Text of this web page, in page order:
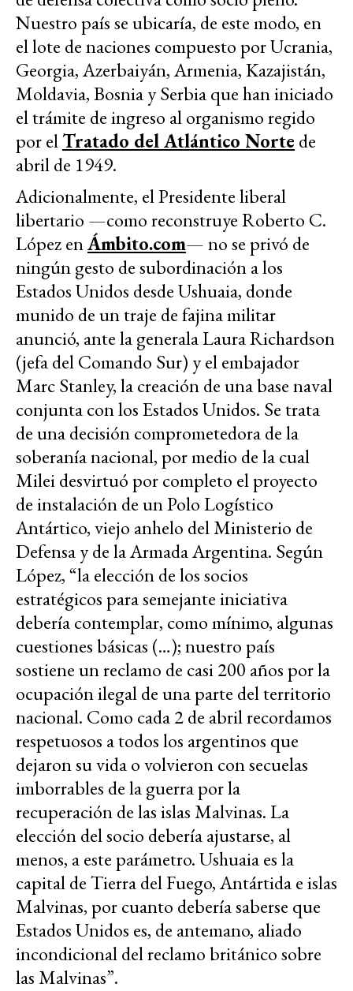
Nuestro país se ubicaría, de este modo, en
el lote de naciones compuesto por Ucrania,
Georgia, Azerbaiyán, Armenia, Kazajistán,
Moldavia, Bosnia y Serbia que han iniciado
el trámite de ingreso al organismo regido
por elTratado del Atlántico Norte de
abril de 1949.
Adicionalmente, el Presidente liberal
libertario —como reconstruye Roberto C.
López enÁmbito.com— no se privó de
ningún gesto de subordinación a los
Estados Unidos desde Ushuaia, donde
munido de un traje de fajina militar
anunció, ante la generala Laura Richardson
(jefa del Comando Sur) y el embajador
Marc Stanley, la creación de una base naval
conjunta con los Estados Unidos. Se trata
de una decisión comprometedora de la
soberanía nacional, por medio de la cual
Milei desvirtuó por completo el proyecto
de instalación de un Polo Logístico
Antártico, viejo anhelo del Ministerio de
Defensa y de la Armada Argentina. Según
López, “la elección de los socios
estratégicos para semejante iniciativa
debería contemplar, como mínimo, algunas
cuestiones básicas (…); nuestro país
sostiene un reclamo de casi 200 años por la
ocupación ilegal de una parte del territorio
nacional. Como cada 2 de abril recordamos
respetuosos a todos los argentinos que
dejaron su vida o volvieron con secuelas
imborrables de la guerra por la
recuperación de las islas Malvinas. La
elección del socio debería ajustarse, al
menos, a este parámetro. Ushuaia es la
capital de Tierra del Fuego, Antártida e islas
Malvinas, por cuanto debería saberse que
Estados Unidos es, de antemano, aliado
incondicional del reclamo británico sobre
las Malvinas”.